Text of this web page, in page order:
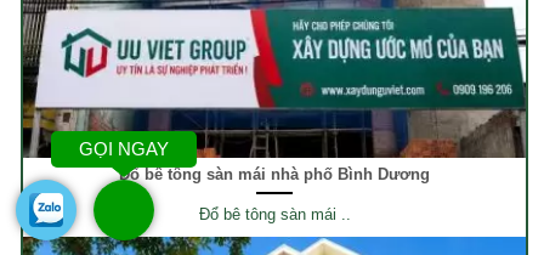
Đổ bê tông sàn mái nhà phố Bình Dương
Đổ bê tông sàn mái ..
GỌI NGAY